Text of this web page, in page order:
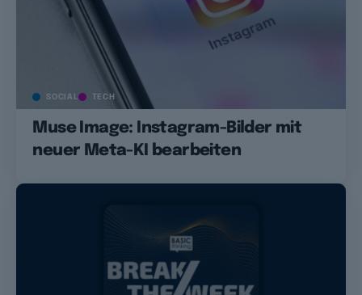
SOCIAL TECH
Muse Image: Instagram-Bilder mit
neuer Meta-KI bearbeiten